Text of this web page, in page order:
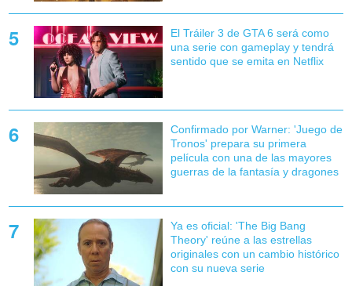
El Tráiler 3 de GTA 6 será como
una serie con gameplay y tendrá
sentido que se emita en Netflix
Confirmado por Warner: 'Juego de
Tronos' prepara su primera
película con una de las mayores
guerras de la fantasía y dragones
Ya es oficial: 'The Big Bang
Theory' reúne a las estrellas
originales con un cambio histórico
con su nueva serie